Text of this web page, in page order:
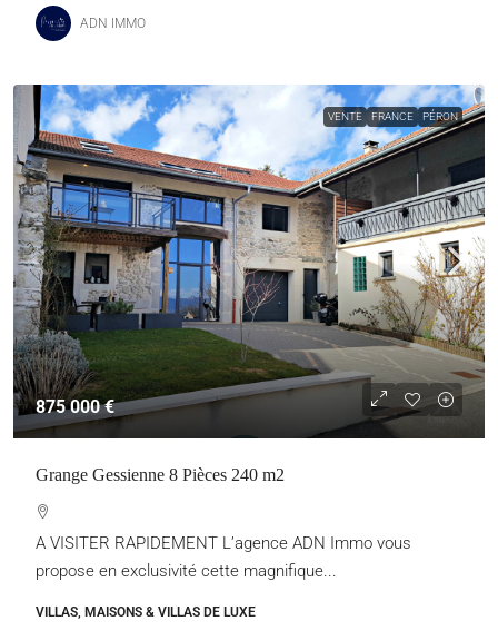
ADN IMMO
VENTE FRANCE PÉRON
875 000 €
Grange Gessienne 8 Pièces 240 m2
A VISITER RAPIDEMENT L’agence ADN Immo vous
propose en exclusivité cette magnifique...
VILLAS, MAISONS & VILLAS DE LUXE